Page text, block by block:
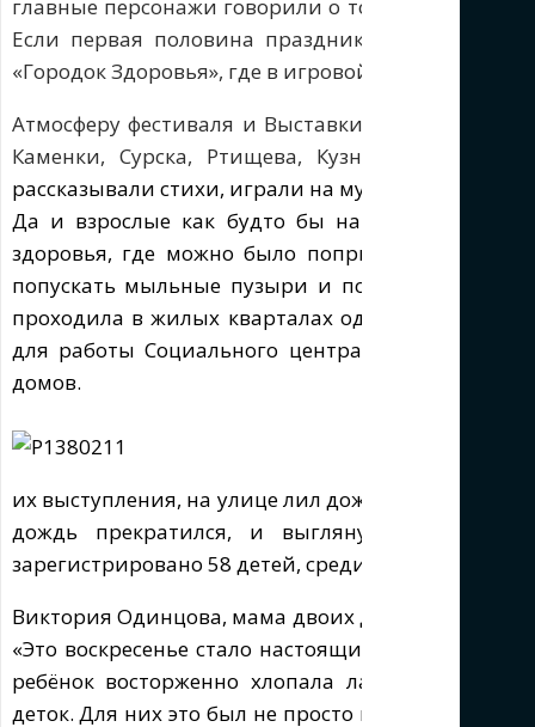
главные персонажи говорили о том,
Если первая половина праздника
«Городок Здоровья», где в игровой форме им
Атмосферу фестиваля и Выставки здоровья в г.
Каменки, Сурска, Ртищева, Кузнецка и
рассказывали стихи, играли на музыкальных
Да и взрослые как будто бы на некоторое
здоровья, где можно было попрыгать на
попускать мыльные пузыри и побегать от
проходила в жилых кварталах одного из
для работы Социального центра, приняло
домов.
их выступления, на улице лил дождь, но когда
дождь прекратился, и выглянуло солнце.
зарегистрировано 58 детей, среди которых 34 –
Виктория Одинцова, мама двоих детей, пишет о
«Это воскресенье стало настоящим
ребёнок восторженно хлопала ладошами и
деток. Для них это был не просто праздник, а